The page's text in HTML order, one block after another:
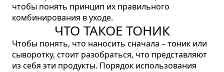
чтобы понять принцип их правильного
комбинирования в уходе.
ЧТО ТАКОЕ ТОНИК
Чтобы понять, что наносить сначала – тоник или
сыворотку, стоит разобраться, что представляют
из себя эти продукты. Порядок использования